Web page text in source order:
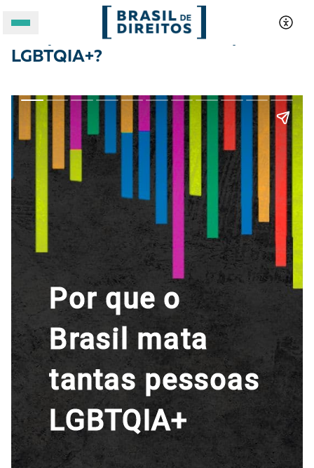
A BRASIL DE DIREITOS
ASSUNTOS
FORMATOS
Apoie a Brasil de Direitos
A [BD] conta as histórias de quem defende
direitos humanos no Brasil. Para continuar,
esse trabalho precisa da sua doação!
VEJA COMO APOIAR!
Por que o Brasil mata tantas pessoas
LGBTQIA+?